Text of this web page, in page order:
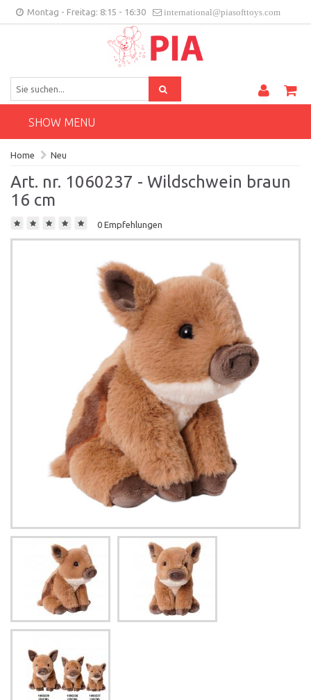
Montag - Freitag: 8:15 - 16:30 international@piasofttoys.com
Kundenfeedback
DE
SHOW MENU
Home Neu
Art. nr. 1060237 - Wildschwein braun
16 cm
0 Empfehlungen